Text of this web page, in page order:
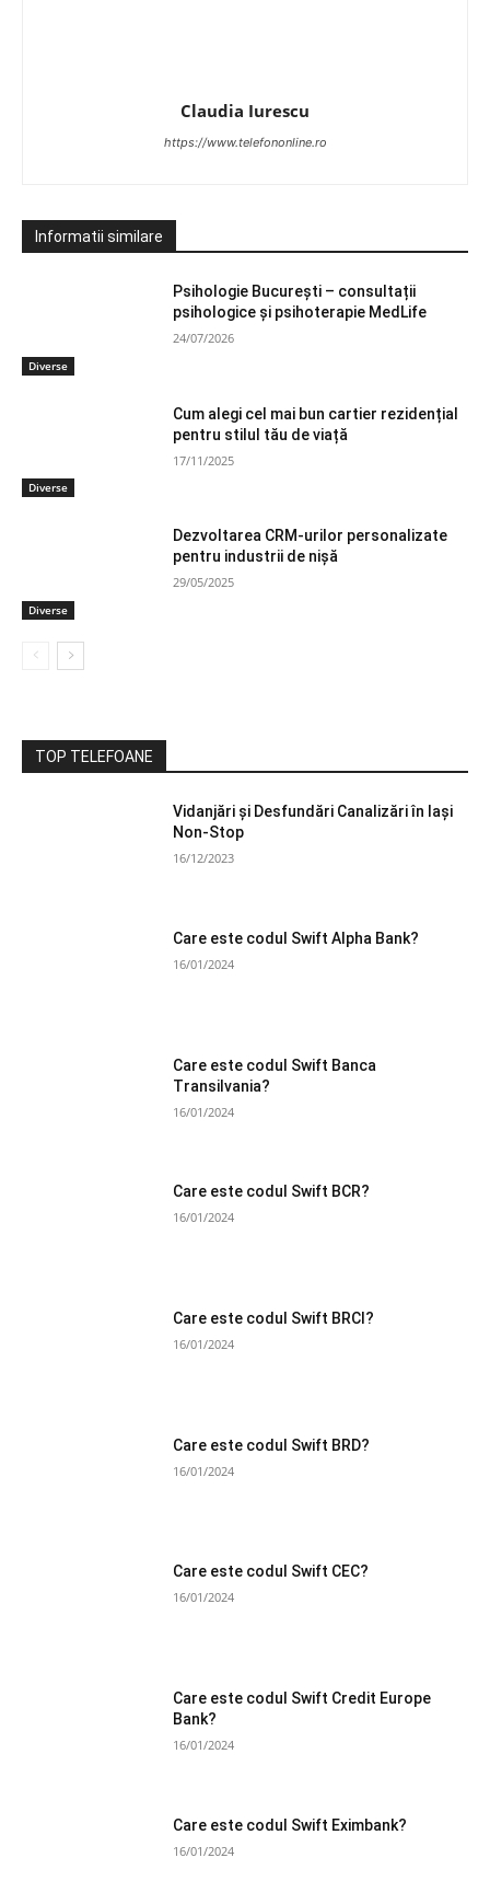
Claudia Iurescu
https://www.telefononline.ro
Informatii similare
Diverse
Psihologie București – consultații
psihologice și psihoterapie MedLife
24/07/2026
Diverse
Cum alegi cel mai bun cartier rezidențial
pentru stilul tău de viață
17/11/2025
Diverse
Dezvoltarea CRM-urilor personalizate
pentru industrii de nișă
29/05/2025
TOP TELEFOANE
Vidanjări și Desfundări Canalizări în Iași
Non-Stop
16/12/2023
Care este codul Swift Alpha Bank?
16/01/2024
Care este codul Swift Banca
Transilvania?
16/01/2024
Care este codul Swift BCR?
16/01/2024
Care este codul Swift BRCI?
16/01/2024
Care este codul Swift BRD?
16/01/2024
Care este codul Swift CEC?
16/01/2024
Care este codul Swift Credit Europe
Bank?
16/01/2024
Care este codul Swift Eximbank?
16/01/2024